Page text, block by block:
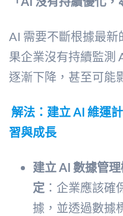
AI 需要不斷根據最新
果企業沒有持續監測
逐漸下降，甚至可能
解法：建立 AI 維運
習與成長
建立 AI 數據管
定 ：企業應該確
據，並透過數據